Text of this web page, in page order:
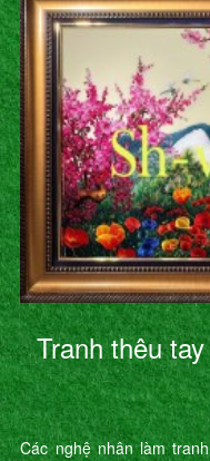
Tranh thêu
Các nghệ nhân làm